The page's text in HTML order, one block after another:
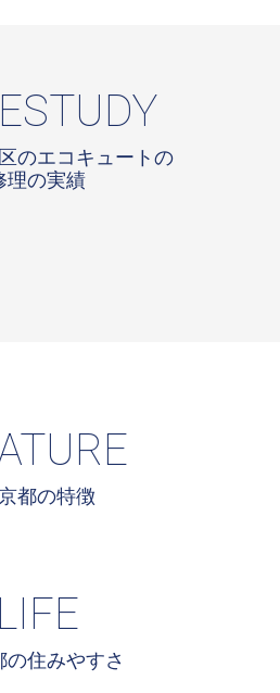
のエコキュートの
理の実績
都の特徴
LIFE
住みやすさ